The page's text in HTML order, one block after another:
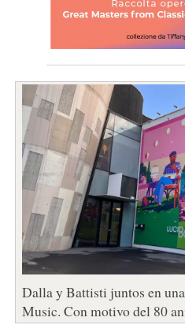
Dalla y Battisti juntos en
Music. Con motivo del 80